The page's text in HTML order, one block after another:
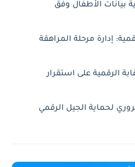
الأطفال وفق
إدارة مرحلة المراهقة
الرقمية على استقرار
لحماية الجيل الرقمي